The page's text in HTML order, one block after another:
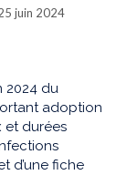
juin 2024
2024 du
adoption
et durées
d’une fiche